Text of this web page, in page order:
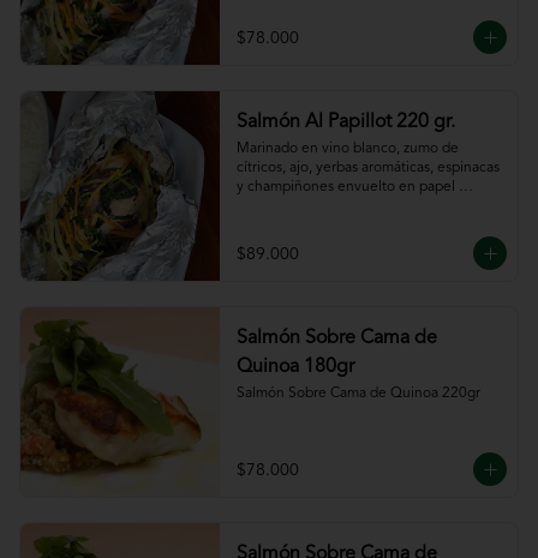
$78.000
Salmón Al Papillot 220 gr.
Marinado en vino blanco, zumo de
cítricos, ajo, yerbas aromáticas, espinacas
y champiñones envuelto en papel
$89.000
Salmón Sobre Cama de
Quinoa 180gr
Salmón Sobre Cama de Quinoa 220gr
$78.000